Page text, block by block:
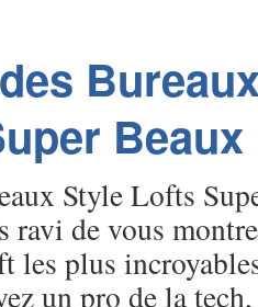
Beaux
Style Lofts
ravi de vous
les plus
un pro de la